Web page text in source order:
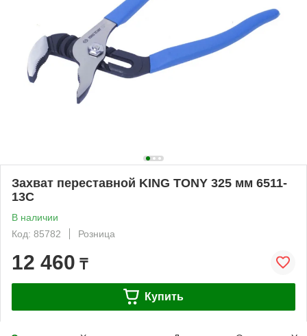
Захват переставной KING TONY 325 мм 6511-
13C
В наличии
Код: 85782
Розница
12 460 ₸
Купить